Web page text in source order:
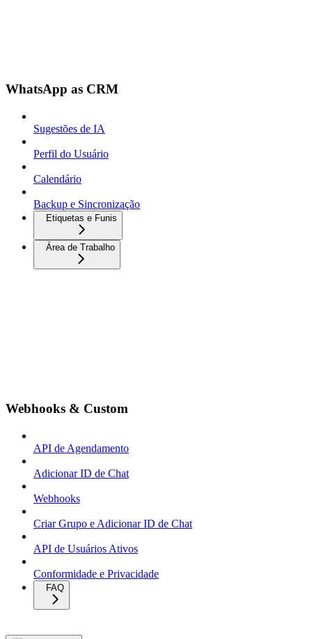
WhatsApp as CRM
Sugestões de IA
Perfil do Usuário
Calendário
Backup e Sincronização
Etiquetas e Funis
Área de Trabalho
Webhooks & Custom
API de Agendamento
Adicionar ID de Chat
Webhooks
Criar Grupo e Adicionar ID de Chat
API de Usuários Ativos
Conformidade e Privacidade
FAQ